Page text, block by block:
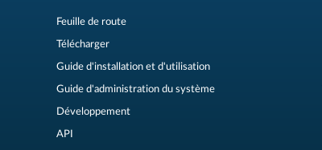
Feuille de route
Télécharger
Guide d'installation et d'utilisation
Guide d'administration du système
Développement
API